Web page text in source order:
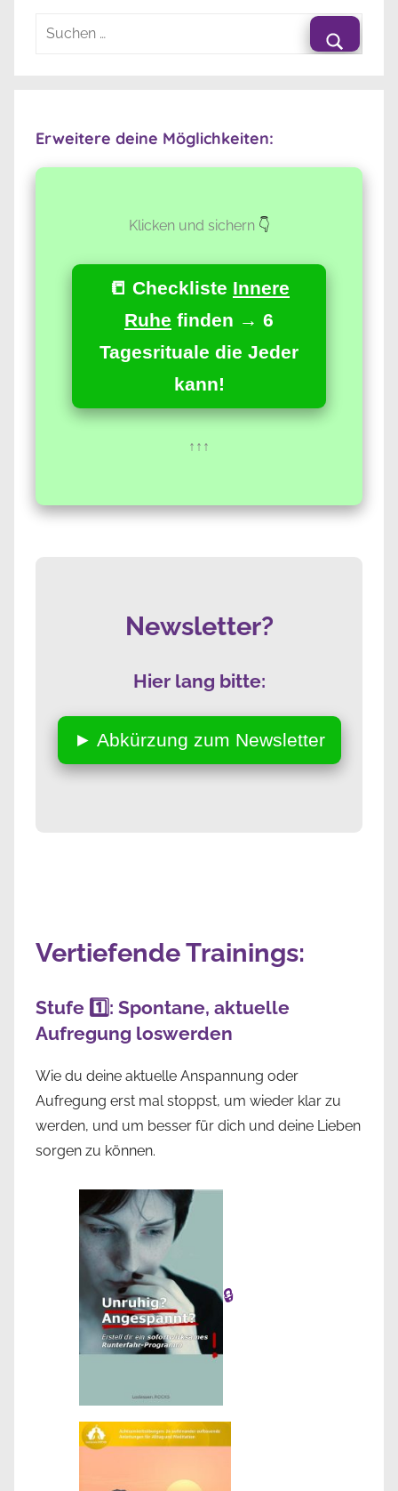
Suchen
Erweitere deine Möglichkeiten:
Klicken und sichern👇
📒 Checkliste Innere
Ruhe finden → 6
Tagesrituale die Jeder
kann!
↑↑↑
Newsletter?
Hier lang bitte:
► Abkürzung zum Newsletter
Vertiefende Trainings:
Stufe 1️⃣: Spontane, aktuelle
Aufregung loswerden
Wie du deine aktuelle Anspannung oder
Aufregung erst mal stoppst, um wieder klar zu
werden, und um besser für dich und deine Lieben
sorgen zu können.
🔒